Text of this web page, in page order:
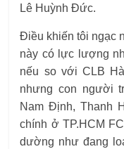
Lê Huỳnh Đức.
Điều khiến tôi ngạc
này có lực lượng
nếu so với CLB
nhưng con người
Nam Định, Thanh
chính ở TP.HCM
dường như đang